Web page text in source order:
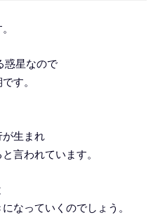
惑星なので
す。
生まれ
言われています。
なっていくのでしょう。